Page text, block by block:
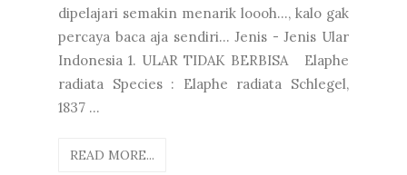
dipelajari semakin menarik loooh..., kalo gak
percaya baca aja sendiri... Jenis - Jenis Ular
Indonesia 1. ULAR TIDAK BERBISA Elaphe
radiata Species : Elaphe radiata Schlegel,
1837 ...
READ MORE...